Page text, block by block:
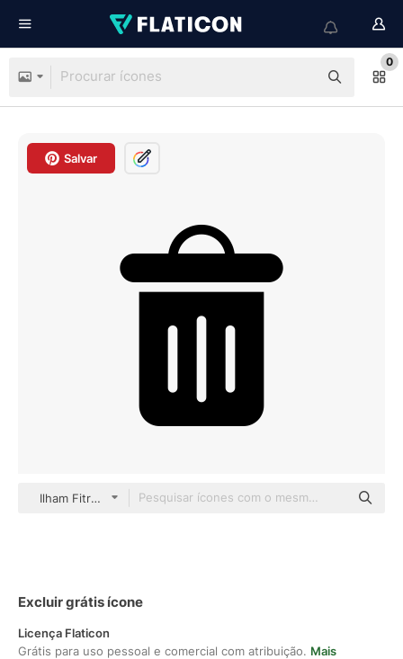
0
Salvar
Ilham Fitrotul Hayat Glyph
Excluir grátis ícone
Licença Flaticon
Grátis para uso pessoal e comercial com atribuição. Mais